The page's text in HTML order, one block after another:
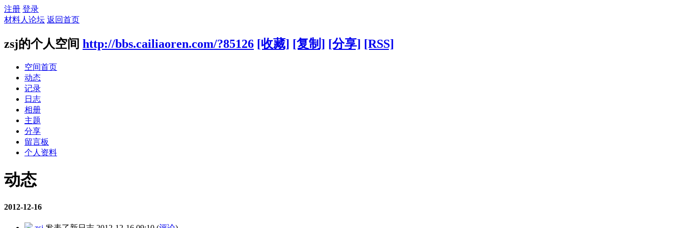
注册 登录
材料人论坛 返回首页
zsj的个人空间 http://bbs.cailiaoren.com/?85126 [收藏] [复制] [分享] [RSS]
空间首页
动态
记录
日志
相册
主题
分享
留言板
个人资料
动态
2012-12-16